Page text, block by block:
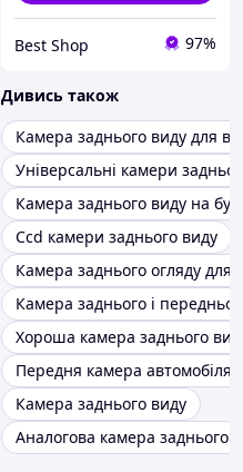
Best Shop 97%
Дивись також
Камера заднього виду для
Універсальні камери
Камера заднього виду на бус
Ccd камери заднього виду
Камера заднього огляду для
Камера заднього і
Хороша камера заднього
Передня камера автомобіля
Камера заднього виду
Аналогова камера заднього